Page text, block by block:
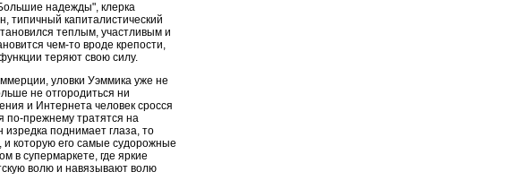
надежды", клерка
типичный капиталистический
теплым, участливым и
чем-то вроде крепости,
теряют свою силу.
уловки Уэммика уже не
не отгородиться ни
и Интернета человек сросся
по-прежнему тратятся на
поднимает глаза, то
и которую его самые судорожные
в супермаркете, где яркие
волю и навязывают волю